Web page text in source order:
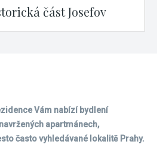
část Josefov
Vám nabízí bydlení
apartmánech,
často vyhledávané lokalitě Prahy.